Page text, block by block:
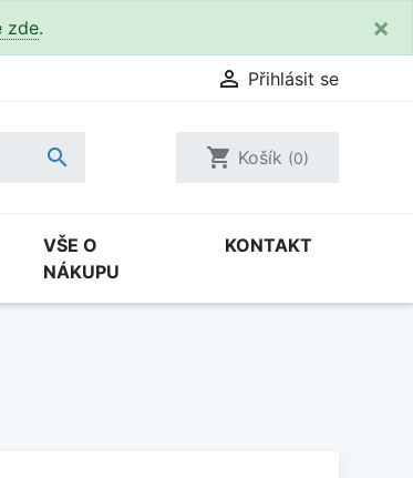
zde. ×
 Přihlásit se
 shopping_cart Košík (0)
VŠE O
NÁKUPU
KONTAKT